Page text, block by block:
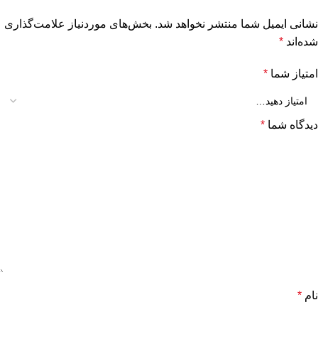
نشانی ایمیل شما منتشر نخواهد شد. بخش‌های موردنیاز علامت‌گذاری
شده‌اند *
امتیاز شما *
دیدگاه شما *
نام *